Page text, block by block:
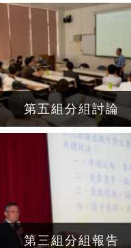
第五組分組討論
第三組分組報告